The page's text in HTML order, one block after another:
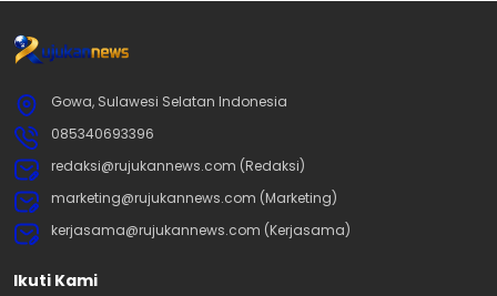
Gowa, Sulawesi Selatan Indonesia
085340693396
redaksi@rujukannews.com (Redaksi)
marketing@rujukannews.com (Marketing)
kerjasama@rujukannews.com (Kerjasama)
Ikuti Kami